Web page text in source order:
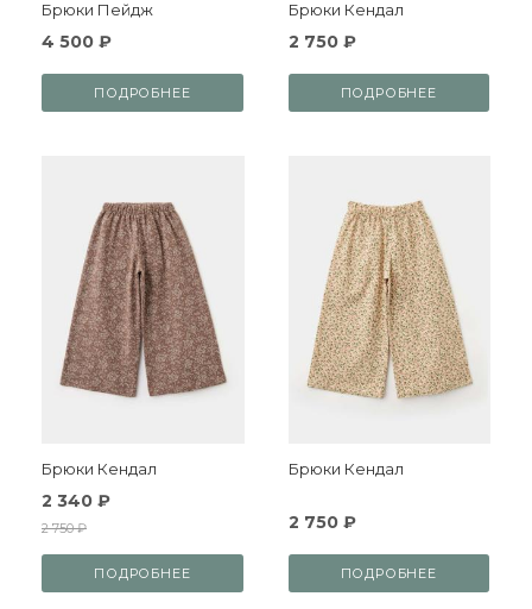
Брюки Пейдж
4 500 ₽
ПОДРОБНЕЕ
Брюки Кендал
2 750 ₽
ПОДРОБНЕЕ
Брюки Кендал
2 340 ₽
2 750 ₽
ПОДРОБНЕЕ
Брюки Кендал
2 750 ₽
ПОДРОБНЕЕ